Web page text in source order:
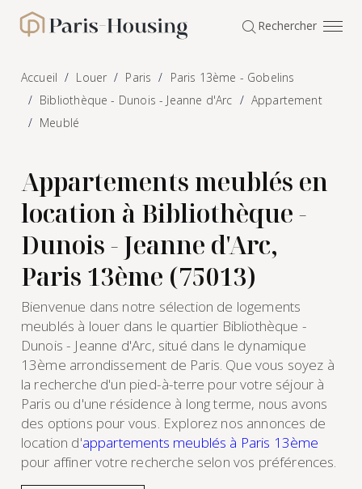
Paris-Housing - Accueil Rechercher
Accueil Louer Paris
Paris 13ème - Gobelins
Bibliothèque - Dunois - Jeanne d'Arc
Appartement
Meublé
Appartements meublés en
location à Bibliothèque -
Dunois - Jeanne d'Arc,
Paris 13ème (75013)
Bienvenue dans notre sélection de logements
meublés à louer dans le quartier Bibliothèque -
Dunois - Jeanne d'Arc, situé dans le dynamique
13ème arrondissement de Paris. Que vous soyez à
la recherche d'un pied-à-terre pour votre séjour à
Paris ou d'une résidence à long terme, nous avons
des options pour vous. Explorez nos annonces de
location d'appartements meublés à Paris 13ème
pour affiner votre recherche selon vos préférences.
Panneau de gestion des cookies